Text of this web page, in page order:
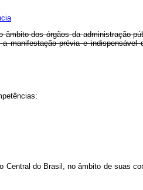
dos órgãos da administração
manifestação prévia e indispensável
Central do Brasil, no âmbito de suas